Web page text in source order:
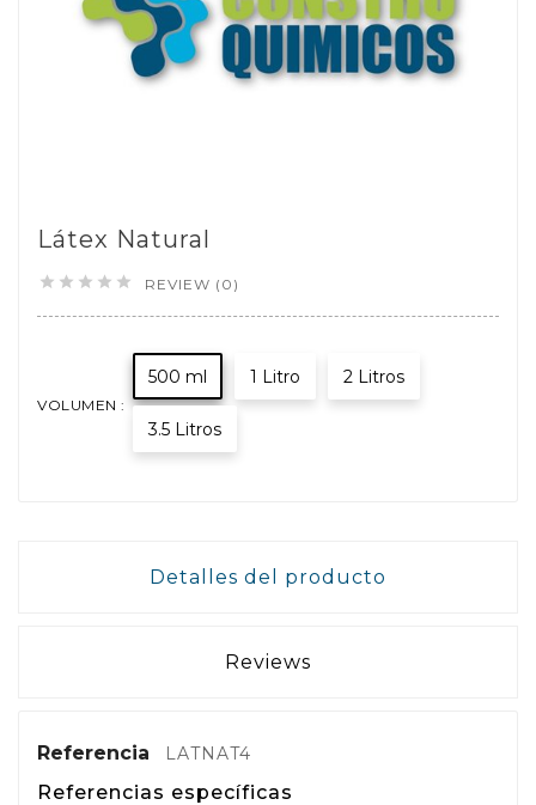
Látex Natural
     REVIEW (0)
VOLUMEN :
500 ml 1 Litro 2 Litros
3.5 Litros
Detalles del producto
Reviews
Referencia LATNAT4
Referencias específicas